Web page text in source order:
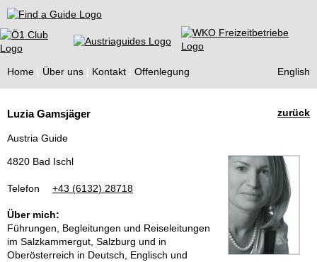
Find a Guide
Home Über uns Kontakt Offenlegung English
Guides
zurück
Luzia Gamsjäger
Austria Guide
4820 Bad Ischl
Telefon +43 (6132) 28718
Über mich:
Führungen, Begleitungen und Reiseleitungen
im Salzkammergut, Salzburg und in
Oberösterreich in Deutsch, Englisch und